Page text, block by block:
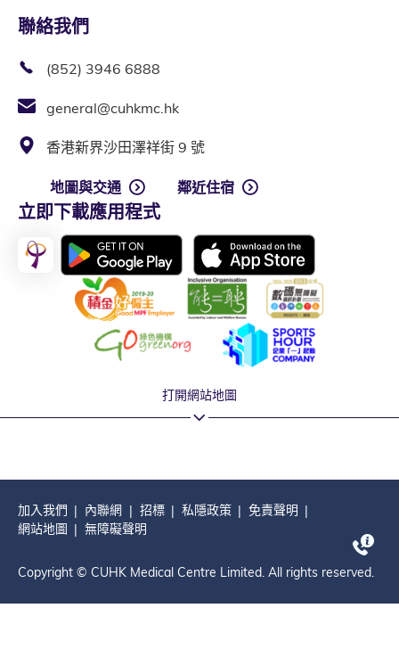
聯絡我們
(852) 3946 6888
general@cuhkmc.hk
香港新界沙田澤祥街 9 號
地圖與交通 鄰近住宿
立即下載應用程式
打開網站地圖
加入我們 內聯網 招標 私隱政策
免責聲明
網站地圖
無障礙聲明
Copyright © CUHK Medical Centre Limited. All rights reserved.